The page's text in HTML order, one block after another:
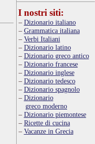
I nostri siti:
Dizionario italiano
Grammatica italiana
Verbi Italiani
Dizionario latino
Dizionario greco antico
Dizionario francese
Dizionario inglese
Dizionario tedesco
Dizionario spagnolo
Dizionario
greco moderno
Dizionario piemontese
Ricette di cucina
Vacanze in Grecia